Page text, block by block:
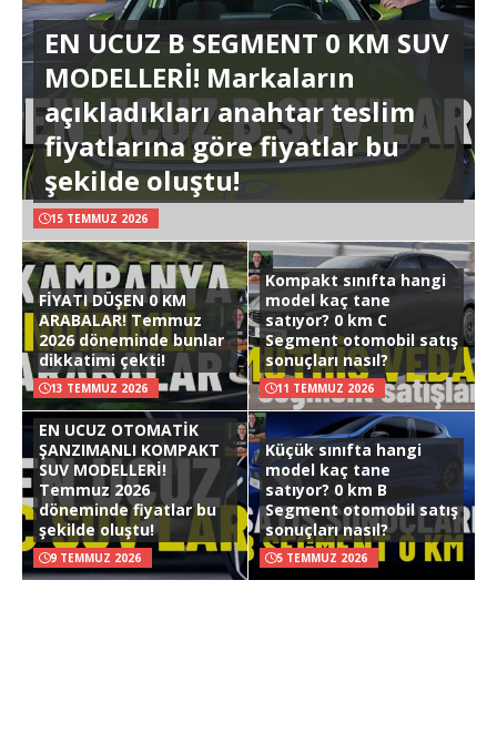
EN UCUZ B SEGMENT 0 KM SUV
MODELLERİ! Markaların
açıkladıkları anahtar teslim
fiyatlarına göre fiyatlar bu
şekilde oluştu!
15 TEMMUZ 2026
FİYATI DÜŞEN 0 KM
ARABALAR! Temmuz
2026 döneminde bunlar
dikkatimi çekti!
13 TEMMUZ 2026
Kompakt sınıfta hangi
model kaç tane
satıyor? 0 km C
Segment otomobil satış
sonuçları nasıl?
11 TEMMUZ 2026
EN UCUZ OTOMATİK
ŞANZIMANLI KOMPAKT
SUV MODELLERİ!
Temmuz 2026
döneminde fiyatlar bu
şekilde oluştu!
9 TEMMUZ 2026
Küçük sınıfta hangi
model kaç tane
satıyor? 0 km B
Segment otomobil satış
sonuçları nasıl?
5 TEMMUZ 2026